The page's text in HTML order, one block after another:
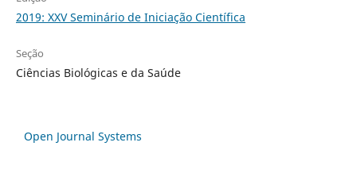
2019: XXV Seminário de Iniciação Científica
Seção
Ciências Biológicas e da Saúde
Open Journal Systems